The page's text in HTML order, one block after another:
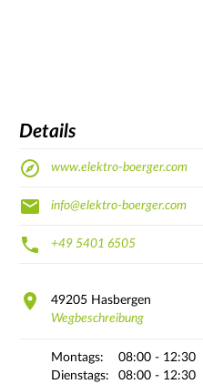
Details
www.elektro-boerger.com
info@elektro-boerger.com
+49 5401 6505
49205 Hasbergen
Wegbeschreibung
Montags: 08:00 - 12:30
Dienstags:
08:00 - 12:30